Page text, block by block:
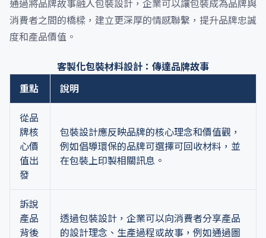
通過將品牌故事融入包裝設計，企業可以讓包裝成為品牌與
消費者之間的橋樑，建立更深厚的情感聯繫，提升品牌忠誠
度和產品價值。
客製化包裝材料設計：傳達品牌故事
重點
說明
從品
牌核
心價
值出
發
包裝設計應反映品牌的核心理念和價值觀，
例如倡導環保的品牌可選擇可回收材料，並
在包裝上印製相關訊息。
訴說
產品
背後
透過包裝設計，企業可以向消費者分享產品
的設計理念、生產過程或故事，例如通過圖